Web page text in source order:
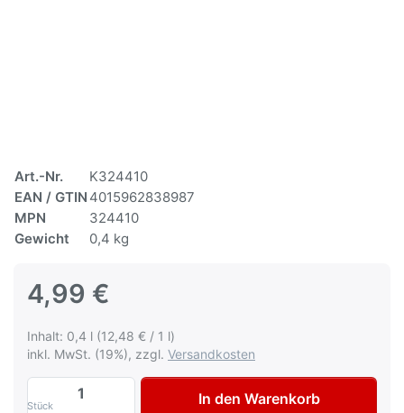
Art.-Nr.
K324410
EAN / GTIN 4015962838987
MPN
324410
Gewicht
0,4 kg
4,99 €
Inhalt: 0,4 l (12,48 € / 1 l)
inkl. MwSt. (19%), zzgl. Versandkosten
Stück
Belton RAL Spectral RAL 8017
In den Warenkorb